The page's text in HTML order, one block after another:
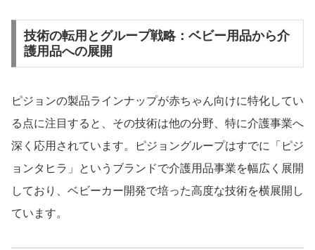
技術の転用とグループ戦略：ベビー用品から介
護用品への展開
ピジョンの製品ラインナップが赤ちゃん向けに特化してい
る点に注目すると、その技術は他の分野、特に介護事業へ
深く応用されています。ピジョングループはすでに「ピジ
ョンタヒラ」というブランドで介護用品事業を幅広く展開
しており、ベビーカー開発で培った高度な技術を横展開し
ています。